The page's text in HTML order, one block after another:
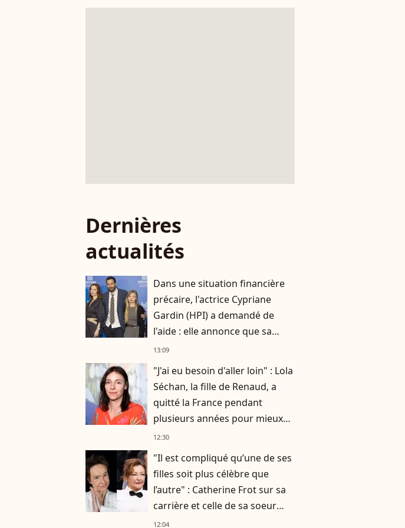
Dernières
actualités
Dans une situation financière
précaire, l'actrice Cypriane
Gardin (HPI) a demandé de
l'aide : elle annonce que sa
cagnotte dépasse déjà les 5 000
13:09
"J'ai eu besoin d'aller loin" : Lola
Séchan, la fille de Renaud, a
quitté la France pendant
plusieurs années pour mieux
se retrouver
12:30
"Il est compliqué qu’une de ses
filles soit plus célèbre que
l’autre" : Catherine Frot sur sa
carrière et celle de sa soeur
Dominique avec qui elle a
12:04